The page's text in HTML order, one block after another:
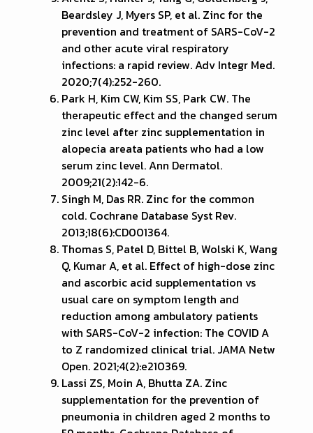
Beardsley J, Myers SP, et al. Zinc for the
prevention and treatment of SARS-CoV-2
and other acute viral respiratory
infections: a rapid review. Adv Integr Med.
2020;7(4):252-260.
Park H, Kim CW, Kim SS, Park CW. The
therapeutic effect and the changed serum
zinc level after zinc supplementation in
alopecia areata patients who had a low
serum zinc level. Ann Dermatol.
2009;21(2):142-6.
Singh M, Das RR. Zinc for the common
cold. Cochrane Database Syst Rev.
2013;18(6):CD001364.
Thomas S, Patel D, Bittel B, Wolski K, Wang
Q, Kumar A, et al. Effect of high-dose zinc
and ascorbic acid supplementation vs
usual care on symptom length and
reduction among ambulatory patients
with SARS-CoV-2 infection: The COVID A
to Z randomized clinical trial. JAMA Netw
Open. 2021;4(2):e210369.
Lassi ZS, Moin A, Bhutta ZA. Zinc
supplementation for the prevention of
pneumonia in children aged 2 months to